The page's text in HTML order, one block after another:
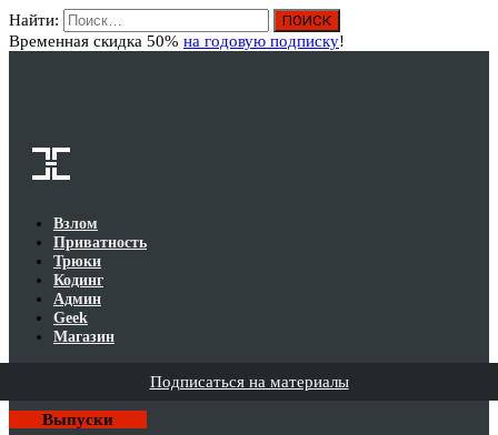
Найти:
Временная скидка 50% на годовую подписку!
Взлом
Приватность
Трюки
Кодинг
Админ
Geek
Магазин
Подписаться на материалы
Выпуски